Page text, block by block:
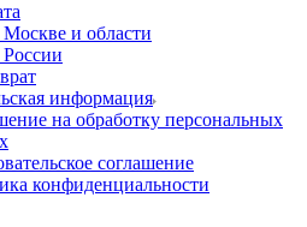
и области
информация
на обработку персональных
соглашение
конфиденциальности